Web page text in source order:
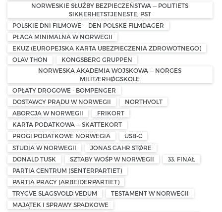
NORWESKIE SŁUŻBY BEZPIECZEŃSTWA — POLITIETS
SIKKERHETSTJENESTE, PST
POLSKIE DNI FILMOWE — DEN POLSKE FILMDAGER
PŁACA MINIMALNA W NORWEGII
EKUZ (EUROPEJSKA KARTA UBEZPIECZENIA ZDROWOTNEGO)
OLAV THON
KONGSBERG GRUPPEN
NORWESKA AKADEMIA WOJSKOWA — NORGES
MILITÆRHØGSKOLE
OPŁATY DROGOWE - BOMPENGER
DOSTAWCY PRĄDU W NORWEGII
NORTHVOLT
ABORCJA W NORWEGII
FRIKORT
KARTA PODATKOWA — SKATTEKORT
PROGI PODATKOWE NORWEGIA
USB-C
STUDIA W NORWEGII
JONAS GAHR STØRE
DONALD TUSK
SZTABY WOŚP W NORWEGII
33. FINAŁ
PARTIA CENTRUM (SENTERPARTIET)
PARTIA PRACY (ARBEIDERPARTIET)
TRYGVE SLAGSVOLD VEDUM
TESTAMENT W NORWEGII
MAJĄTEK I SPRAWY SPADKOWE